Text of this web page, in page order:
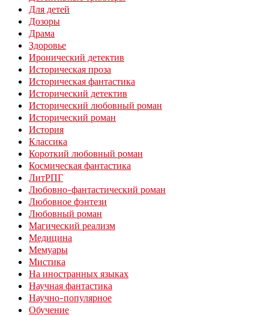
Для детей
Дозоры
Драма
Здоровье
Иронический детектив
Историческая проза
Историческая фантастика
Исторический детектив
Исторический любовный роман
Исторический роман
История
Классика
Короткий любовный роман
Космическая фантастика
ЛитРПГ
Любовно-фантастический роман
Любовное фэнтези
Любовный роман
Магический реализм
Медицина
Мемуары
Мистика
На иностранных языках
Научная фантастика
Научно-популярное
Обучение